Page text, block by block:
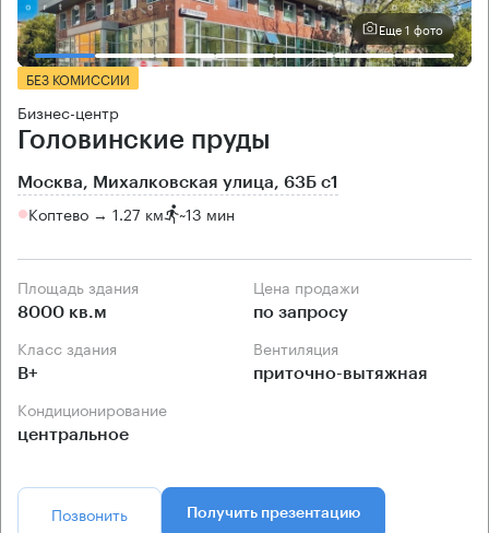
Еще 1 фото
БЕЗ КОМИССИИ
Бизнес-центр
Головинские пруды
Москва, Михалковская улица, 63Б с1
Коптево → 1.27 км ~13 мин
Площадь здания
8000 кв.м
Цена продажи
по запросу
Класс здания
B+
Вентиляция
приточно-вытяжная
Кондиционирование
центральное
Позвонить Получить презентацию